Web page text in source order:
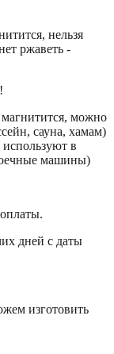
нельзя
ржаветь -
можно
сауна, хамам)
в
машины)
дней с даты
изготовить